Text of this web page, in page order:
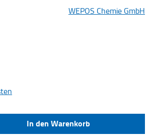
WEPOS Chemie GmbH
gewünschten Wert ein
In den Warenkorb